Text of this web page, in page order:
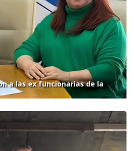
a las ex funcionarias de la